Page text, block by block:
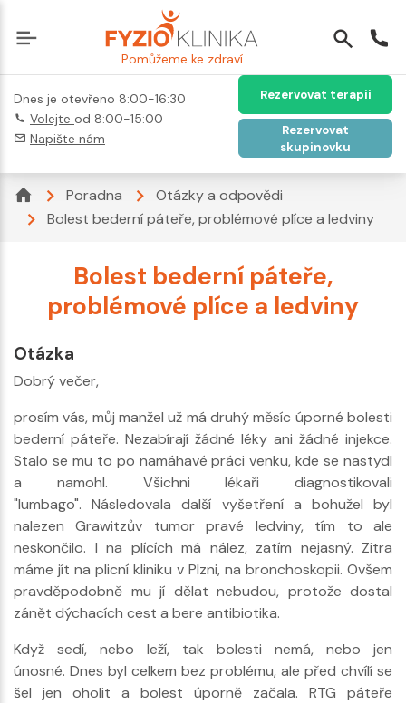
Pomůžeme ke zdraví
Dnes je otevřeno 8:00-16:30
Volejte od 8:00-15:00
Napište nám
Rezervovat terapii
Rezervovat
skupinovku
Poradna
Otázky a odpovědi
Bolest bederní páteře, problémové plíce a ledviny
Bolest bederní páteře,
problémové plíce a ledviny
Otázka
Dobrý večer,
prosím vás, můj manžel už má druhý měsíc úporné bolesti
bederní páteře. Nezabírají žádné léky ani žádné injekce.
Stalo se mu to po namáhavé práci venku, kde se nastydl
a namohl. Všichni lékaři diagnostikovali
"lumbago". Následovala další vyšetření a bohužel byl
nalezen Grawitzův tumor pravé ledviny, tím to ale
neskončilo. I na plících má nález, zatím nejasný. Zítra
máme jít na plicní kliniku v Plzni, na bronchoskopii. Ovšem
pravděpodobně mu jí dělat nebudou, protože dostal
zánět dýchacích cest a bere antibiotika.
Když sedí, nebo leží, tak bolesti nemá, nebo jen
únosné. Dnes byl celkem bez problému, ale před chvílí se
šel jen oholit a bolest úporně začala. RTG páteře